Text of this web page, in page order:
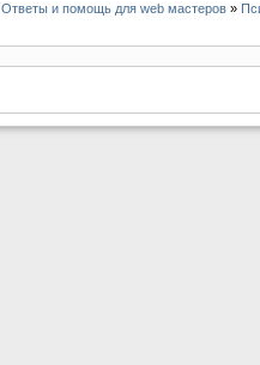
Ответы и помощь для web мастеров »